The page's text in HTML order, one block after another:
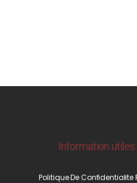
Information utiles
Politique De Confidentialite